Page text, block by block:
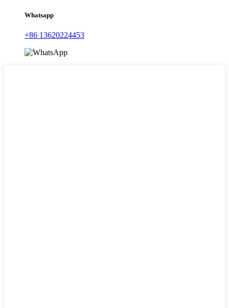
Whatsapp
+86 13620224453